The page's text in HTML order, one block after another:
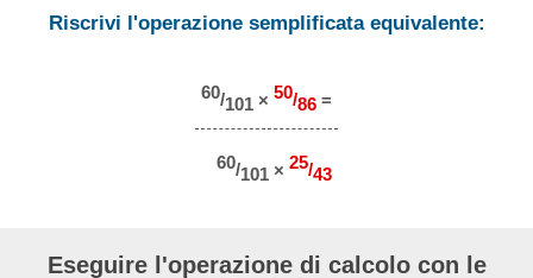
Riscrivi l'operazione semplificata equivalente:
60/101 × 50/86 =
60/101 × 25/43
Eseguire l'operazione di calcolo con le